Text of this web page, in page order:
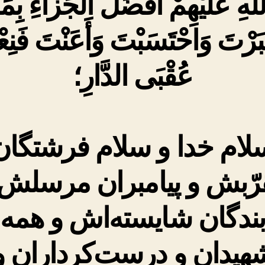
وَاحْتَسَبْتَ وَأَعَنْتَ
عُقْبَى الدَّارِ؛
خدا و سلام
و پیامبران
بندگان شایسته‌اش و همه
و درست‌کرداران